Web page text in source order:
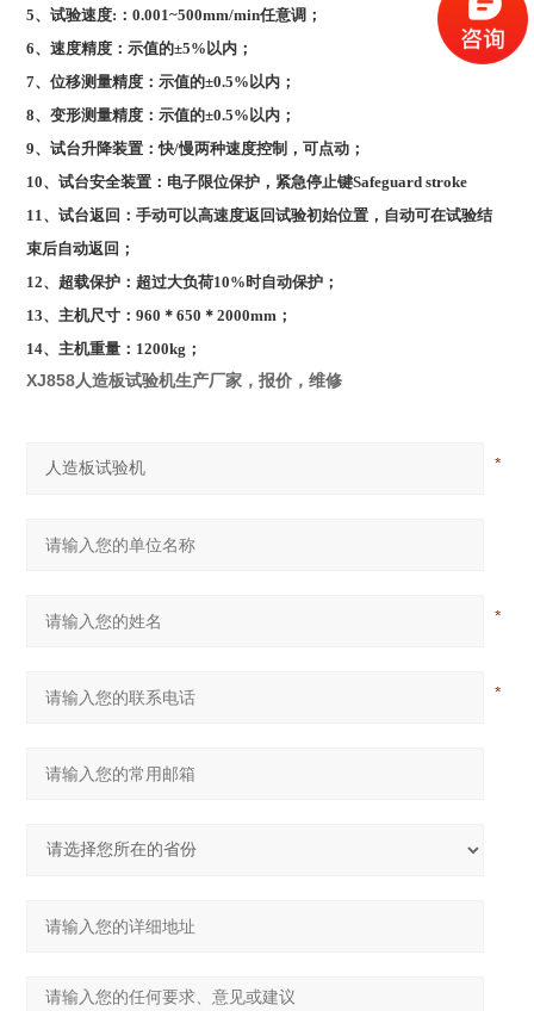
5、试验速度:：0.001~500mm/min任意调；
6、速度精度：示值的±5%以内；
7、位移测量精度：示值的±0.5%以内；
8、变形测量精度：示值的±0.5%以内；
9、试台升降装置：快/慢两种速度控制，可点动；
10、试台安全装置：电子限位保护，紧急停止键Safeguard stroke
11、试台返回：手动可以高速度返回试验初始位置，自动可在试验结
束后自动返回；
12、超载保护：超过大负荷10%时自动保护；
13、主机尺寸：960＊650＊2000mm；
14、主机重量：1200kg；
XJ858人造板试验机生产厂家，报价，维修